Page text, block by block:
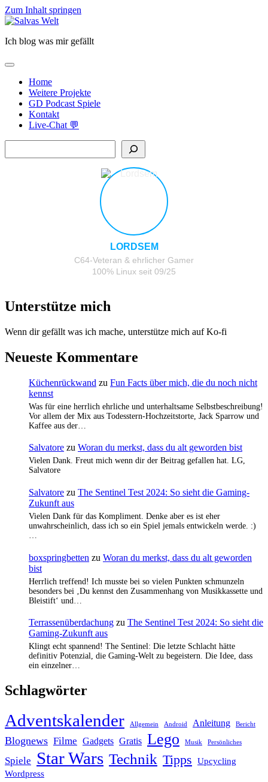
Zum Inhalt springen
Salvas
Ich blog was mir gefällt
open
primary
menu Home
Weitere Projekte
GD Podcast Spiele
Kontakt
Live-Chat 💬
LORDSEM
C64-Veteran & ehrlicher Gamer
100% Linux seit 09/25
Unterstütze mich
Wenn dir gefällt was ich mache, unterstütze mich auf Ko-fi
Neueste Kommentare
Küchenrückwand zu Fun Facts über mich, die du noch nicht
kennst
Was für eine herrlich ehrliche und unterhaltsame Selbstbeschreibung!
Vor allem der Mix aus Todesstern-Hochzeitstorte, Jack Sparrow und
Kaffee aus der…
Salvatore zu Woran du merkst, dass du alt geworden bist
Vielen Dank. Freut mich wenn dir der Beitrag gefallen hat. LG,
Salvatore
Salvatore zu The Sentinel Test 2024: So sieht die Gaming-
Zukunft aus
Vielen Dank für das Kompliment. Denke aber es ist eher
unwahrscheinlich, dass ich so ein Spiel jemals entwickeln werde. :)
boxspringbetten zu Woran du merkst, dass du alt geworden
bist
Herrlich treffend! Ich musste bei so vielen Punkten schmunzeln
besonders bei ‚Du kennst den Zusammenhang von Musikkassette und
Bleistift‘ und…
Terrassenüberdachung zu The Sentinel Test 2024: So sieht die
Gaming-Zukunft aus
Klingt echt spannend! The Sentinel: Die letzte Schlacht hätte
definitiv Potenzial, die Gaming-Welt zu begeistern. Die Idee, dass
ein einzelner…
Schlagwörter
Adventskalender Allgemein Android Anleitung Bericht
Blognews Filme Gadgets Gratis Lego Musik Persönliches
Spiele Star Wars Technik Tipps
Upcycling
Wordpress